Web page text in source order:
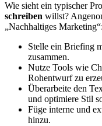
Wie sieht ein typischer
schreiben willst?
„Nachhaltiges Marketing“:
Stelle ein Briefing
zusammen.
Nutze Tools wie
Rohentwurf zu
Überarbeite den
und optimiere Stil
Füge interne und
hinzu.